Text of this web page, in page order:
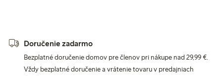
Doručenie zadarmo
Bezplatné doručenie domov pre členov pri nákupe nad 29,99 €.
Vždy bezplatné doručenie a vrátenie tovaru v predajniach